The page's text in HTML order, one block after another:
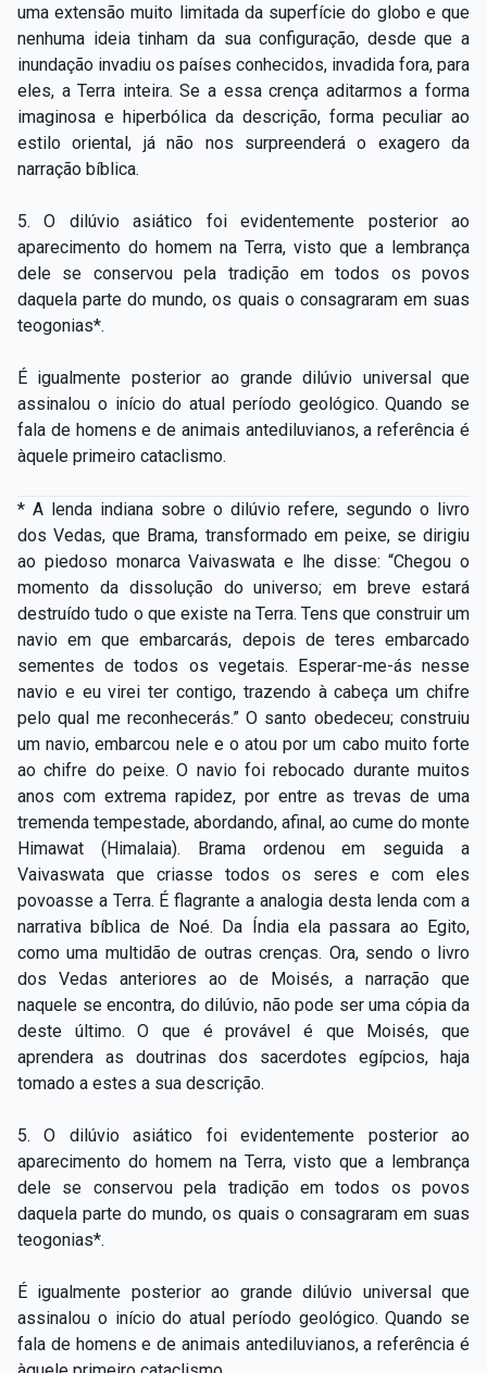
uma extensão muito limitada da superfície do globo e que
nenhuma ideia tinham da sua configuração, desde que a
inundação invadiu os países conhecidos, invadida fora, para
eles, a Terra inteira. Se a essa crença aditarmos a forma
imaginosa e hiperbólica da descrição, forma peculiar ao
estilo oriental, já não nos surpreenderá o exagero da
narração bíblica.
5. O dilúvio asiático foi evidentemente posterior ao
aparecimento do homem na Terra, visto que a lembrança
dele se conservou pela tradição em todos os povos
daquela parte do mundo, os quais o consagraram em suas
teogonias*.
É igualmente posterior ao grande dilúvio universal que
assinalou o início do atual período geológico. Quando se
fala de homens e de animais antediluvianos, a referência é
àquele primeiro cataclismo.
* A lenda indiana sobre o dilúvio refere, segundo o livro
dos Vedas, que Brama, transformado em peixe, se dirigiu
ao piedoso monarca Vaivaswata e lhe disse: “Chegou o
momento da dissolução do universo; em breve estará
destruído tudo o que existe na Terra. Tens que construir um
navio em que embarcarás, depois de teres embarcado
sementes de todos os vegetais. Esperar-­me-­ás nesse
navio e eu virei ter contigo, trazendo à cabeça um chifre
pelo qual me reconhecerás.” O santo obedeceu; construiu
um navio, embarcou nele e o atou por um cabo muito forte
ao chifre do peixe. O navio foi rebocado durante muitos
anos com extrema rapidez, por entre as trevas de uma
tremenda tempestade, abordando, afinal, ao cume do monte
Himawat (Himalaia). Brama ordenou em seguida a
Vaivaswata que criasse todos os seres e com eles
povoasse a Terra. É flagrante a analogia desta lenda com a
narrativa bíblica de Noé. Da Índia ela passara ao Egito,
como uma multidão de outras crenças. Ora, sendo o livro
dos Vedas anteriores ao de Moisés, a narração que
naquele se encontra, do dilúvio, não pode ser uma cópia da
deste último. O que é provável é que Moisés, que
aprendera as doutrinas dos sacerdotes egípcios, haja
tomado a estes a sua descrição.
5. O dilúvio asiático foi evidentemente posterior ao
aparecimento do homem na Terra, visto que a lembrança
dele se conservou pela tradição em todos os povos
daquela parte do mundo, os quais o consagraram em suas
teogonias*.
É igualmente posterior ao grande dilúvio universal que
assinalou o início do atual período geológico. Quando se
fala de homens e de animais antediluvianos, a referência é